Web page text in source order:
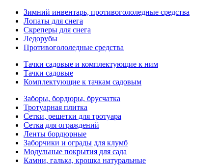
Зимний инвентарь, противогололедные средства
Лопаты для снега
Скреперы для снега
Ледорубы
Противогололедные средства
Тачки садовые и комплектующие к ним
Тачки садовые
Комплектующие к тачкам садовым
Заборы, бордюры, брусчатка
Тротуарная плитка
Сетки, решетки для тротуара
Сетка для ограждений
Ленты бордюрные
Заборчики и ограды для клумб
Модульные покрытия для сада
Камни, галька, крошка натуральные